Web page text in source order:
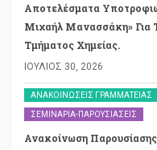
Αποτελέσματα
Μιχαήλ Μανασσάκη» Για
Τμήματος Χημείας.
ΙΟΎΛΙΟΣ 30, 2026
ΑΝΑΚΟΙΝΏΣΕΙΣ ΓΡΑΜΜΑΤΕΊΑΣ
ΣΕΜΙΝΆΡΙΑ-ΠΑΡΟΥΣΙΆΣΕΙΣ
Ανακοίνωση